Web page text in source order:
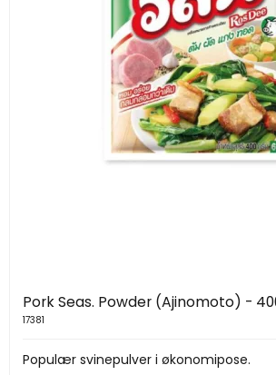
Pork Seas. Powder (Ajinomoto) -
17381
Populær svinepulver i økonomipose.